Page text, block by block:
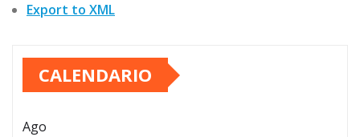
Export to XML
CALENDARIO
Ago